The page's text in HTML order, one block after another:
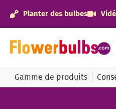
Planter des bulbes
Gamme de produits